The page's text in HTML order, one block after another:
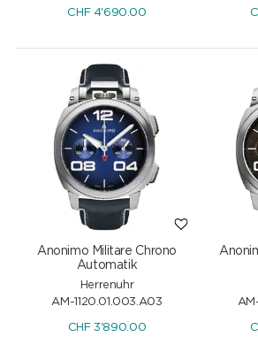
CHF 4'690.00
Anonimo Militare Chrono
Automatik
Herrenuhr
AM-1120.01.003.A03
CHF 3'890.00